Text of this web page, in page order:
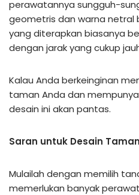
perawatannya sungguh-
geometris dan warna netral
yang diterapkan biasanya
dengan jarak yang cukup
Kalau Anda berkeinginan
taman Anda dan
desain ini akan pantas.
Saran untuk Desain
Mulailah dengan memilih
memerlukan banyak